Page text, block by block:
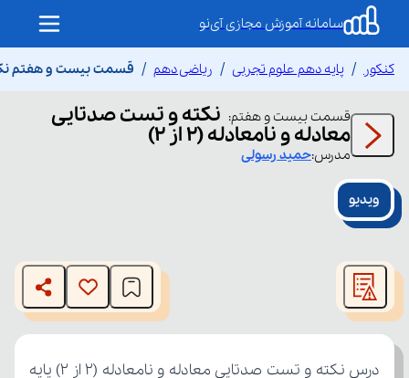
سامانه آموزش مجازی آی‌نو
کنکور پایه دهم علوم تجربی ریاضی دهم قسمت بیست و هفتم نکته
قسمت بیست و هفتم: نکته و تست صدتایی
معادله و نا‌معادله (۲ از ۲)
مدرس:حمید رسولی
ویدیو
modal
window.
The media could not be loaded, either because the server
or network failed or because the format is not supported.